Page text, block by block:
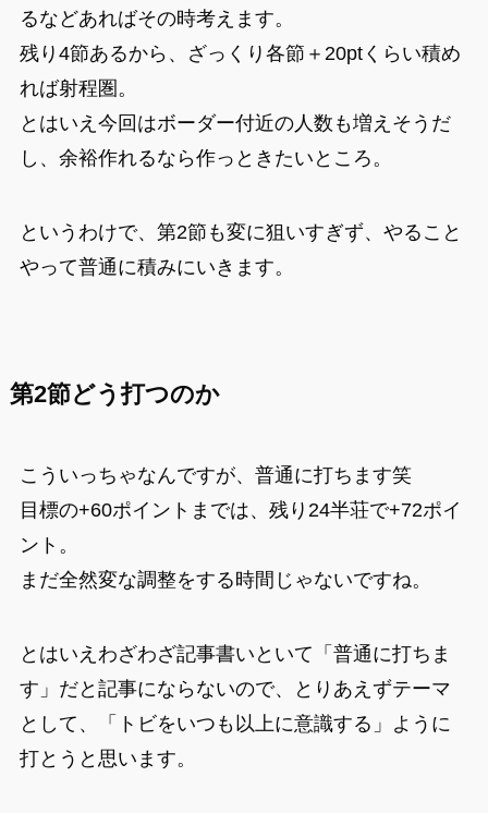
るなどあればその時考えます。
残り4節あるから、ざっくり各節＋20ptくらい積め
れば射程圏。
とはいえ今回はボーダー付近の人数も増えそうだ
し、余裕作れるなら作っときたいところ。
というわけで、第2節も変に狙いすぎず、やること
やって普通に積みにいきます。
第2節どう打つのか
こういっちゃなんですが、普通に打ちます笑
目標の+60ポイントまでは、残り24半荘で+72ポイ
ント。
まだ全然変な調整をする時間じゃないですね。
とはいえわざわざ記事書いといて「普通に打ちま
す」だと記事にならないので、とりあえずテーマ
として、「トビをいつも以上に意識する」ように
打とうと思います。